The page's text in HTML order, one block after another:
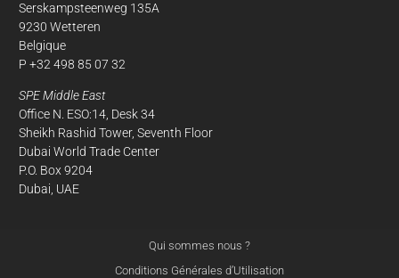
Serskampsteenweg 135A
9230 Wetteren
Belgique
P +32 498 85 07 32
SPE Middle East
Office N. ESO:14, Desk 34
Sheikh Rashid Tower, Seventh Floor
Dubai World Trade Center
P.O. Box 9204
Dubai, UAE
Qui sommes nous ?
Conditions Générales d’Utilisation